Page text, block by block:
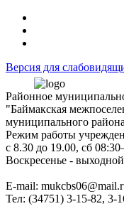
Версия для
Районное
"Баймакская
муниципального
Режим работы
с 8.30 до 19.00, сб
Воскресенье - выходной
Е-mail:
Тел: (34751) 3-15-82, 3-